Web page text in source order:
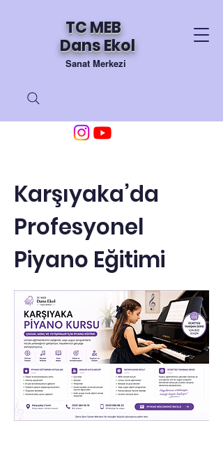
TC MEB
Dans Ekol
Sanat Merkezi
Karşıyaka’da
Profesyonel
Piyano Eğitimi